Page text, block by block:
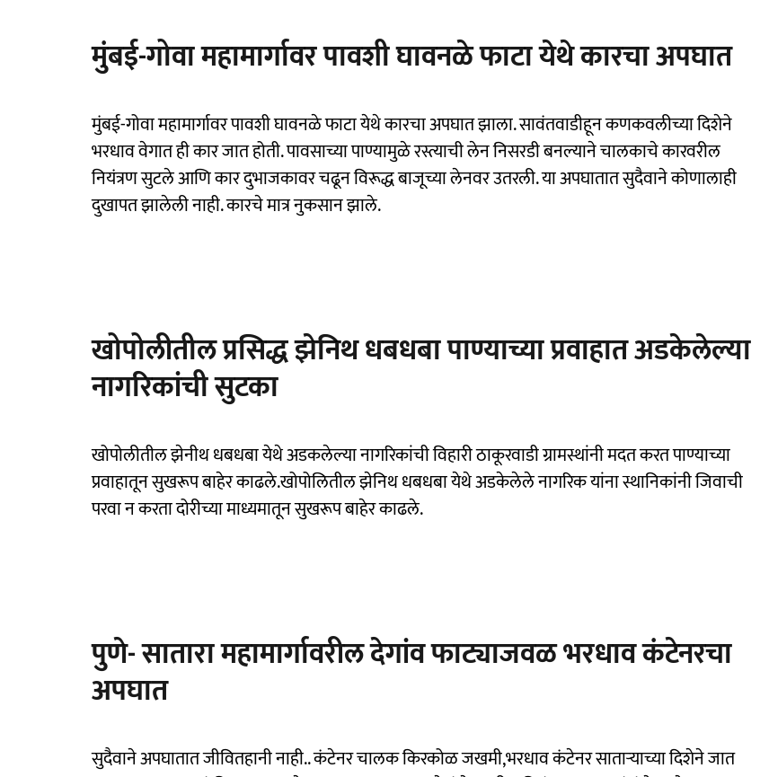
मुंबई-गोवा महामार्गावर पावशी घावनळे फाटा येथे कारचा अपघात
मुंबई-गोवा महामार्गावर पावशी घावनळे फाटा येथे कारचा अपघात झाला. सावंतवाडीहून कणकवलीच्या दिशेने
भरधाव वेगात ही कार जात होती. पावसाच्या पाण्यामुळे रस्त्याची लेन निसरडी बनल्याने चालकाचे कारवरील
नियंत्रण सुटले आणि कार दुभाजकावर चढून विरूद्ध बाजूच्या लेनवर उतरली. या अपघातात सुदैवाने कोणालाही
दुखापत झालेली नाही. कारचे मात्र नुकसान झाले.
खोपोलीतील प्रसिद्ध झेनिथ धबधबा पाण्याच्या प्रवाहात अडकेलेल्या
नागरिकांची सुटका
खोपोलीतील झेनीथ धबधबा येथे अडकलेल्या नागरिकांची विहारी ठाकूरवाडी ग्रामस्थांनी मदत करत पाण्याच्या
प्रवाहातून सुखरूप बाहेर काढले.खोपोलितील झेनिथ धबधबा येथे अडकेलेले नागरिक यांना स्थानिकांनी जिवाची
परवा न करता दोरीच्या माध्यमातून सुखरूप बाहेर काढले.
पुणे- सातारा महामार्गावरील देगांव फाट्याजवळ भरधाव कंटेनरचा
अपघात
सुदैवाने अपघातात जीवितहानी नाही.. कंटेनर चालक किरकोळ जखमी,भरधाव कंटेनर साताऱ्याच्या दिशेने जात